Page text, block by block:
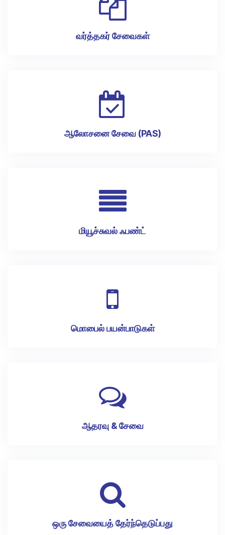
வர்த்தகர் சேவைகள்
ஆலோசனை சேவை (PAS)
மியூச்சுவல் ஃபண்ட்
மொபைல் பயன்பாடுகள்
ஆதரவு & சேவை
ஒரு சேவையைத் தேர்ந்தெடுப்பது